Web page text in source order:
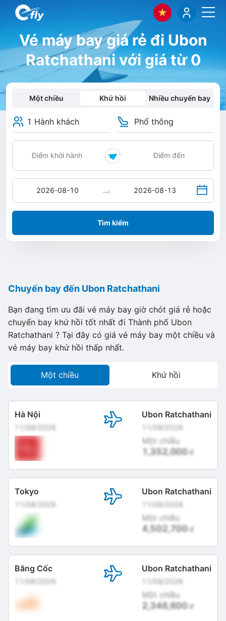
Vé máy bay giá rẻ đi Ubon
Ratchathani với giá từ 0
Một chiều Khứ hồi Nhiều chuyến bay
1 Hành khách Phổ thông
Tìm kiếm
Chuyến bay đến Ubon Ratchathani
Bạn đang tìm ưu đãi vé máy bay giờ chót giá rẻ hoặc
chuyến bay khứ hồi tốt nhất đi Thành phố Ubon
Ratchathani ? Tại đây có giá vé máy bay một chiều và
vé máy bay khứ hồi thấp nhất.
Một chiều Khứ hồi
Hà Nội
11/08/2026
Ubon Ratchathani
11/08/2026
Một chiều
1,352,000đ
Tokyo
11/08/2026
Ubon Ratchathani
11/08/2026
Một chiều
4,502,700đ
Băng Cốc
11/08/2026
Ubon Ratchathani
11/08/2026
Một chiều
2,346,600đ